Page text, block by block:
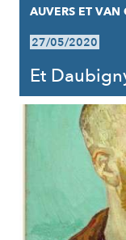
AUVERS ET VAN
27/05/2020
Et